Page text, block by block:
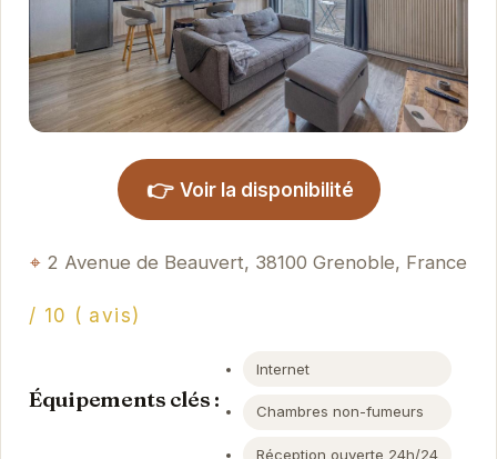
👉 Voir la disponibilité
2 Avenue de Beauvert, 38100 Grenoble, France
/ 10 ( avis)
Équipements clés :
Internet
Chambres non-fumeurs
Réception ouverte 24h/24